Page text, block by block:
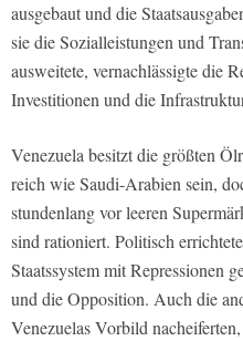
ausgebaut und die
sie die Sozialleistungen und
ausweitete, vernachlässigte die
Investitionen und die
Venezuela besitzt die größten
reich wie Saudi-Arabien sein,
stundenlang vor leeren
sind rationiert. Politisch
Staatssystem mit Repressionen
und die Opposition. Auch die
Venezuelas Vorbild